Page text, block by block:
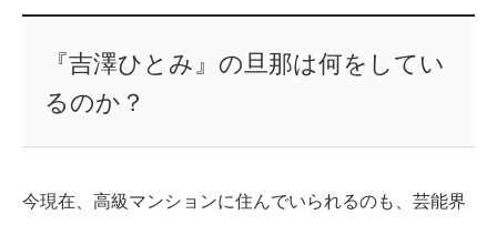
『吉澤ひとみ』の旦那は何をしてい
るのか？
今現在、高級マンションに住んでいられるのも、芸能界